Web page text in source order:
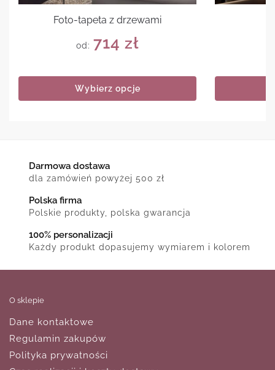
Foto-tapeta z drzewami
od: 714 zł
Wybierz opcje
Darmowa dostawa
dla zamówień powyżej 500 zł
Polska firma
Polskie produkty, polska gwarancja
100% personalizacji
Każdy produkt dopasujemy wymiarem i kolorem
O sklepie
Dane kontaktowe
Regulamin zakupów
Polityka prywatności